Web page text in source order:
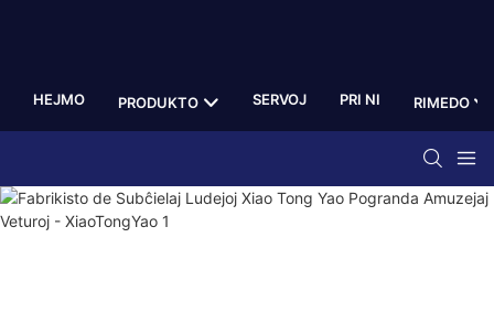
HEJMO PRODUKTO SERVOJ PRI NI RIMEDO